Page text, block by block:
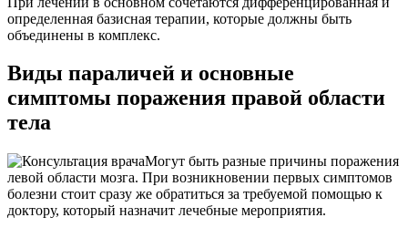
определенная базисная терапии, которые должны быть
объединены в комплекс.
Виды параличей и основные
симптомы поражения правой области
тела
Могут быть разные причины поражения
левой области мозга. При возникновении первых симптомов
болезни стоит сразу же обратиться за требуемой помощью к
доктору, который назначит лечебные мероприятия.